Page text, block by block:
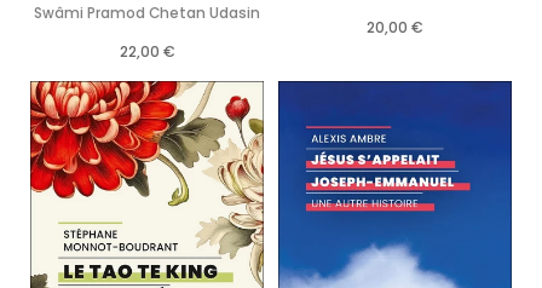
Swâmi Pramod Chetan Udasin
22,00 €
20,00 €